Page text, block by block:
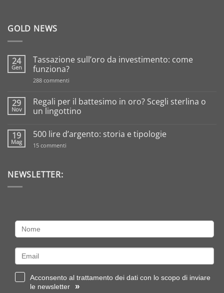
GOLD NEWS
24
Gen
Tassazione sull’oro da investimento: come
funziona?
288 commenti
da
investimento:
come
29
Nov
Regali per il battesimo in oro? Scegli sterlina o
un lingottino
su
per
oro?
Scegli
19
Mag
500 lire d’argento: storia e tipologie
15 commenti
NEWSLETTER:
Acconsento al trattamento dei dati con lo scopo di inviare
le newsletter
»